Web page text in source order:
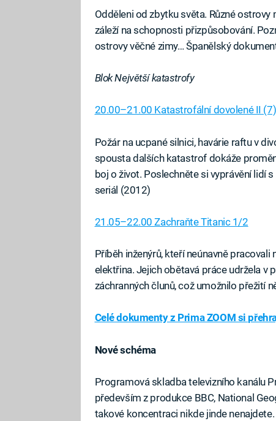
Odděleni od zbytku světa. Různé
záleží na schopnosti přizpůsobování.
ostrovy věčné zimy… Španělský
Blok Největší katastrofy
20.00–21.00 Katastrofální dovolené II (7)
Požár na ucpané silnici, havárie raftu v
spousta dalších katastrof dokáže
boj o život. Poslechněte si vyprávění lidí
seriál (2012)
21.05–22.00 Zachraňte Titanic 1/2
Příběh inženýrů, kteří neúnavně
elektřina. Jejich obětavá práce udržela v
záchranných člunů, což umožnilo přežití
Celé dokumenty z Prima ZOOM si
Nové schéma
Programová skladba televizního kanálu
především z produkce BBC, National
takové koncentraci nikde jinde